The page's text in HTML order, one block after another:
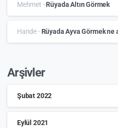
Mehmet -Rüyada Altın Görmek
Hande- Rüyada Ayva Görmek ne
Arşivler
Şubat 2022
Eylül 2021